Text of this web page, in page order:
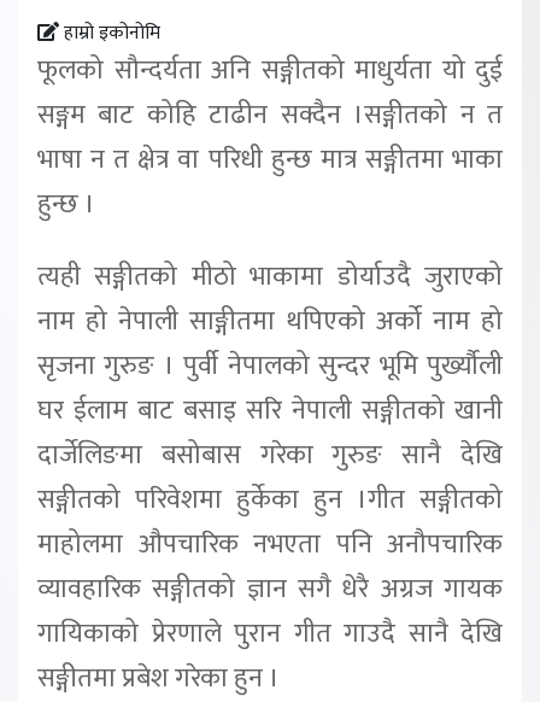
हाम्रो इकोनोमि
फूलको सौन्दर्यता अनि सङ्गीतको माधुर्यता यो दुई
सङ्गम बाट कोहि टाढीन सक्दैन ।सङ्गीतको न त
भाषा न त क्षेत्र वा परिधी हुन्छ मात्र सङ्गीतमा भाका
हुन्छ ।
त्यही सङ्गीतको मीठो भाकामा डोर्याउदै जुराएको
नाम हो नेपाली साङ्गीतमा थपिएको अर्को नाम हो
सृजना गुरुङ । पुर्वी नेपालको सुन्दर भूमि पुर्ख्यौली
घर ईलाम बाट बसाइ सरि नेपाली सङ्गीतको खानी
दार्जेलिङमा बसोबास गरेका गुरुङ सानै देखि
सङ्गीतको परिवेशमा हुर्केका हुन ।गीत सङ्गीतको
माहोलमा औपचारिक नभएता पनि अनौपचारिक
व्यावहारिक सङ्गीतको ज्ञान सगै धेरै अग्रज गायक
गायिकाको प्रेरणाले पुरान गीत गाउदै सानै देखि
सङ्गीतमा प्रबेश गरेका हुन ।